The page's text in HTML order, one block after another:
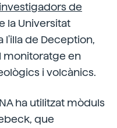
investigadors de
la Universitat
l'illa de Deception,
monitoratge en
i volcànics.
ha utilitzat mòduls
que